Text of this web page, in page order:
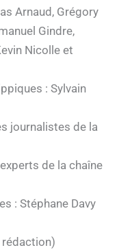
Arnaud, Grégory
Gindre,
Nicolle et
: Sylvain
journalistes de la
de la chaîne
: Stéphane Davy